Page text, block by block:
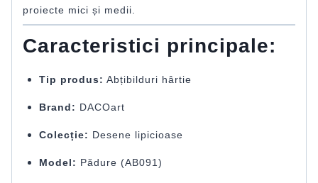
proiecte mici și medii.
Caracteristici principale:
Tip produs: Abțibilduri hârtie
Brand: DACOart
Colecție: Desene lipicioase
Model: Pădure (AB091)